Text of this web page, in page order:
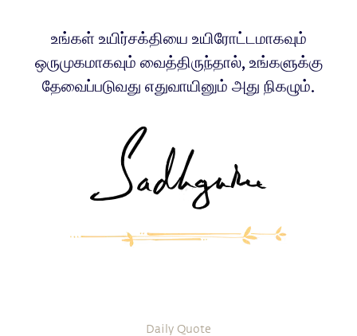
உங்கள் உயிர்சக்தியை உயிரோட்டமாகவும்
ஒருமுகமாகவும் வைத்திருந்தால், உங்களுக்கு
தேவைப்படுவது எதுவாயினும் அது நிகழும்.
Daily Quote